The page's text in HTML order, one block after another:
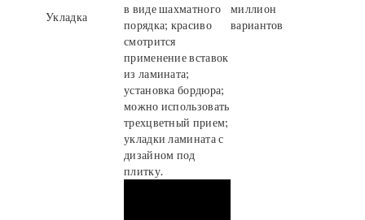
Укладка
в виде шахматного
порядка; красиво
смотрится
применение вставок
из ламината;
установка бордюра;
можно использовать
трехцветный прием;
укладки ламината с
дизайном под
плитку.
миллион
вариантов